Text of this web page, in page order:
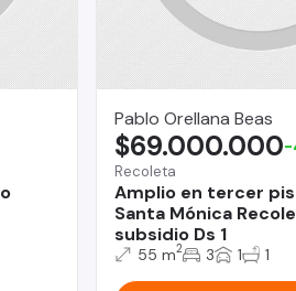
Pablo Orellana Beas
Recoleta
Amplio en tercer
Santa Mónica
subsidio Ds 1
$69.000.000-
55 m2 3 1 1